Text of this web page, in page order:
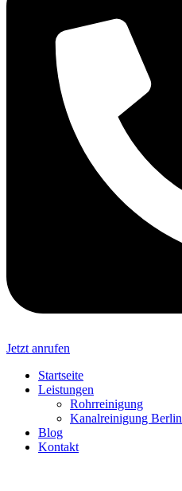
Jetzt anrufen
Startseite
Leistungen
Rohrreinigung
Kanalreinigung Berlin
Blog
Kontakt